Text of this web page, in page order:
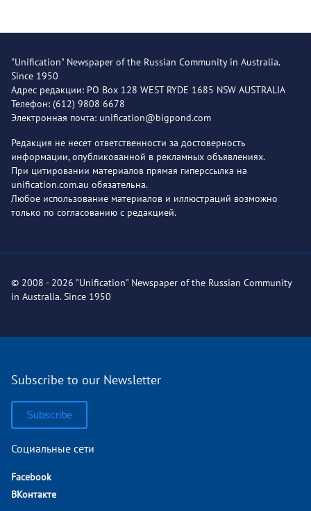
"Unification" Newspaper of the Russian Community in Australia.
Since 1950
Адрес редакции: PO Box 128 WEST RYDE 1685 NSW AUSTRALIA
Телефон: (612) 9808 6678
Электронная почта: unification@bigpond.com
Редакция не несет ответственности за достоверность
информации, опубликованной в рекламных объявлениях.
При цитировании материалов прямая гиперссылка на
unification.com.au обязательна.
Любое использование материалов и иллюстраций возможно
только по согласованию с редакцией.
© 2008 - 2026 "Unification" Newspaper of the Russian Community
in Australia. Since 1950
Subscribe to our Newsletter
Subscribe
Социальные сети
Facebook
ВКонтакте